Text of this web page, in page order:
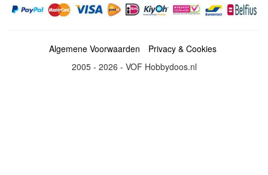
Algemene Voorwaarden
Privacy & Cookies
2005 - 2026 - VOF Hobbydoos.nl